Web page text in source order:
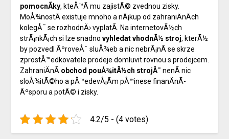
pomocnÃ­ky, kteÅ™Ã­ mu zajistÃ© zvednou zisky.
MoÅ¾nostÃ­ existuje mnoho a nÃ¡kup od zahraniÄnÃ­ch
kolegÅ¯ se rozhodnÄ› vyplatÃ­. Na internetovÃ½ch
strÃ¡nkÃ¡ch si lze snadno vyhledat vhodnÃ½ stroj, kterÃ½
by pozvedl ÃºroveÅˆ sluÅ¾eb a nic nebrÃ¡nÃ­ se skrze
zprostÅ™edkovatele prodeje domluvit rovnou s prodejcem.
ZahraniÄnÃ­ obchod pouÅ¾itÃ½ch strojÅ¯ nenÃ­ nic
sloÅ¾itÃ©ho a pÅ™edevÅ¡Ã­m pÅ™inese finanÄnÃ­
Ãºsporu a potÃ© i zisky.
4.2/5 - (4 votes)